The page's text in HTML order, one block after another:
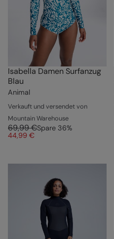
Isabella Damen Surfanzug
Blau
Animal
Verkauft und versendet von
Mountain Warehouse
69,99 €Spare 36%
44,99 €